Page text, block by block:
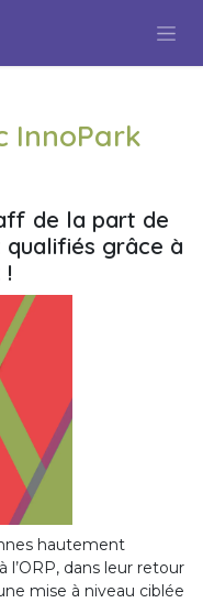
InnoPark
de la part de
grâce à
hautement
l’ORP, dans leur retour
mise à niveau ciblée